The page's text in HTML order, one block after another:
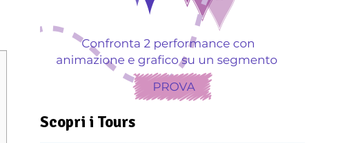
Scopri i Tours